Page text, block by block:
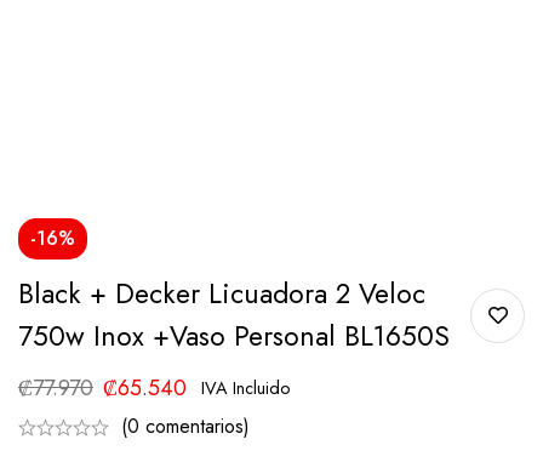
-16%
Black + Decker Licuadora 2 Veloc
750w Inox +vaso Personal BL1650S
₡77.970 ₡65.540 IVA Incluido
(0 comentarios)